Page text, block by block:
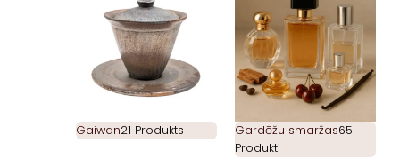
Gaiwan21 Produkts Gardēžu smaržas65
Produkti